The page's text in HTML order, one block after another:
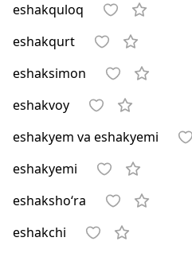
eshakquloq
eshakqurt
eshaksimon
eshakvoy
eshakyem va eshakyemi
eshakyemi
eshaksho‘ra
eshakchi